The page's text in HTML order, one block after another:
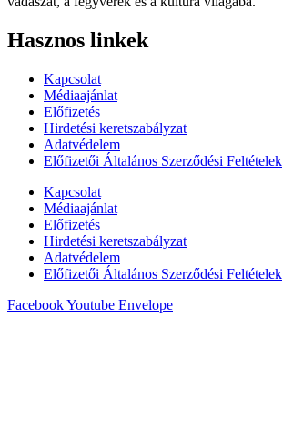
Hasznos linkek
Kapcsolat
Médiaajánlat
Előfizetés
Hirdetési keretszabályzat
Adatvédelem
Előfizetői Általános Szerződési Feltételek
Kapcsolat
Médiaajánlat
Előfizetés
Hirdetési keretszabályzat
Adatvédelem
Előfizetői Általános Szerződési Feltételek
FacebookYoutube Envelope